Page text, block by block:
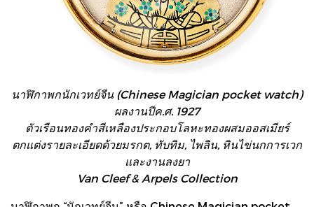
นาฬิกาพกนักเวทย์จีน (Chinese Magician pocket watch)
ผลงานปีค.ศ. 1927
ตัวเรือนทองคำสีเหลืองประกอบโลหะทองผสมออสเมียร์
ตกแต่งรายละเอียดด้วยมรกต, ทับทิม, ไพลิน, หินไข่นกการเวก
และงานลงยา
Van Cleef & Arpels Collection